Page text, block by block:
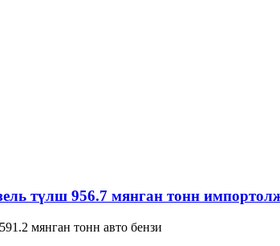
түлш 956.7 мянган тонн
мянган тонн авто бензи